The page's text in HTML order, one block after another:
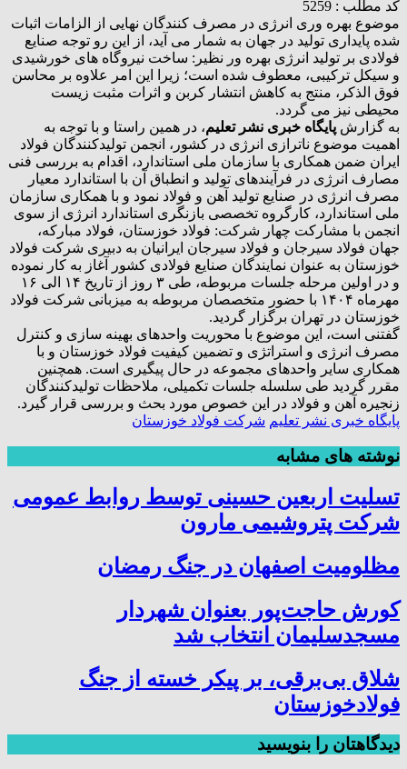
کد مطلب : 5259
موضوع بهره وری انرژی در مصرف کنندگان نهایی از الزامات اثبات
شده پایداری تولید در جهان به شمار می آید، از این رو توجه صنایع
فولادی بر تولید انرژی بهره ور نظیر: ساخت نیروگاه های خورشیدی
و سیکل ترکیبی، معطوف شده است؛ زیرا این امر علاوه بر محاسن
فوق الذکر، منتج به کاهش انتشار کربن و اثرات مثبت زیست
محیطی نیز می گردد.
به گزارش پایگاه خبری نشر تعلیم، در همین راستا و با توجه به
اهمیت موضوع ناترازی انرژی در کشور، انجمن تولیدکنندگان فولاد
ایران ضمن همکاری با سازمان ملی استاندارد، اقدام به بررسی فنی
مصارف انرژی در فرآیندهای تولید و انطباق آن با استاندارد معیار
مصرف انرژی در صنایع تولید آهن و فولاد نمود و با همکاری سازمان
ملی استاندارد، کارگروه تخصصی بازنگری استاندارد انرژی از سوی
انجمن با مشارکت چهار شرکت‌: فولاد خوزستان، فولاد مبارکه،
جهان فولاد سیرجان و فولاد سیرجان ایرانیان به دبیری شرکت فولاد
خوزستان به عنوان نمایندگان صنایع فولادی کشور آغاز به کار نموده
و در اولین مرحله جلسات مربوطه، طی ۳ روز از تاریخ ۱۴ الی ۱۶
مهرماه ۱۴۰۴ با حضور متخصصان مربوطه به میزبانی شرکت فولاد
خوزستان در تهران برگزار گردید.
گفتنی است‌، این موضوع با محوریت واحد‌های بهینه سازی و کنترل
مصرف انرژی و استراتژی و تضمین کیفیت فولاد خوزستان و با
همکاری سایر واحد‌های مجموعه در حال پیگیری است. همچنین
مقرر گردید طی سلسله جلسات تکمیلی، ملاحظات تولیدکنندگان
زنجیره آهن و فولاد در این خصوص مورد بحث و بررسی قرار گیرد.
پایگاه خبری نشر تعلیم شرکت فولاد خوزستان
نوشته های مشابه
تسلیت اربعین حسینی توسط روابط عمومی
شرکت پتروشیمی مارون
مظلومیت اصفهان در جنگ رمضان
کورش حاجت‌پور بعنوان شهردار
مسجدسلیمان انتخاب شد
شلاق‌ بی‌برقی، بر پیکر خسته‌ از جنگ
فولادخوزستان
دیدگاهتان را بنویسید